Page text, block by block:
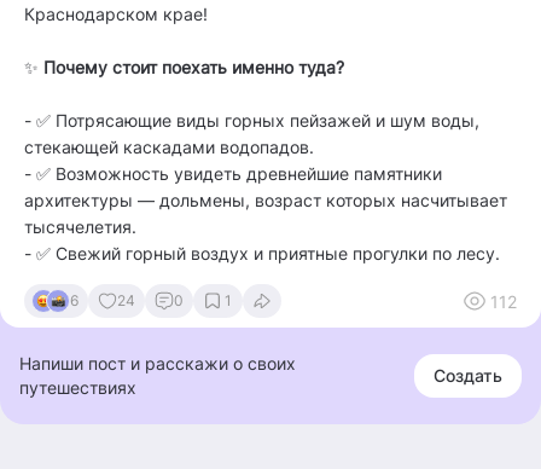
Краснодарском крае!
✨ Почему стоит поехать именно туда?
- ✅ Потрясающие виды горных пейзажей и шум воды,
стекающей каскадами водопадов.
- ✅ Возможность увидеть древнейшие памятники
архитектуры — дольмены, возраст которых насчитывает
тысячелетия.
- ✅ Свежий горный воздух и приятные прогулки по лесу.
6 24 0 1 112
Напиши пост и расскажи о своих
путешествиях
Создать